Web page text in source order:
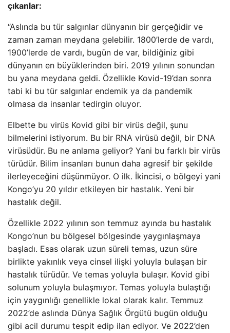
çıkanlar:
“Aslında bu tür salgınlar dünyanın bir gerçeğidir ve
zaman zaman meydana gelebilir. 1800’lerde de vardı,
1900’lerde de vardı, bugün de var, bildiğiniz gibi
dünyanın en büyüklerinden biri. 2019 yılının sonundan
bu yana meydana geldi. Özellikle Kovid-19’dan sonra
tabi ki bu tür salgınlar endemik ya da pandemik
olmasa da insanlar tedirgin oluyor.
Elbette bu virüs Kovid gibi bir virüs değil, şunu
bilmelerini istiyorum. Bu bir RNA virüsü değil, bir DNA
virüsüdür. Bu ne anlama geliyor? Yani bu farklı bir virüs
türüdür. Bilim insanları bunun daha agresif bir şekilde
ilerleyeceğini düşünmüyor. O ilk. İkincisi, o bölgeyi yani
Kongo’yu 20 yıldır etkileyen bir hastalık. Yeni bir
hastalık değil.
Özellikle 2022 yılının son temmuz ayında bu hastalık
Kongo’nun bu bölgesel bölgesinde yaygınlaşmaya
başladı. Esas olarak uzun süreli temas, uzun süre
birlikte yakınlık veya cinsel ilişki yoluyla bulaşan bir
hastalık türüdür. Ve temas yoluyla bulaşır. Kovid gibi
solunum yoluyla bulaşmıyor. Temas yoluyla bulaştığı
için yaygınlığı genellikle lokal olarak kalır. Temmuz
2022’de aslında Dünya Sağlık Örgütü bugün olduğu
gibi acil durumu tespit edip ilan ediyor. Ve 2022’den